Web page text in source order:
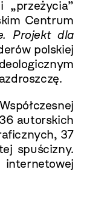
„przeżycia”
Centrum
Projekt dla
polskiej
autorskich
37
spuścizny.
internetowej